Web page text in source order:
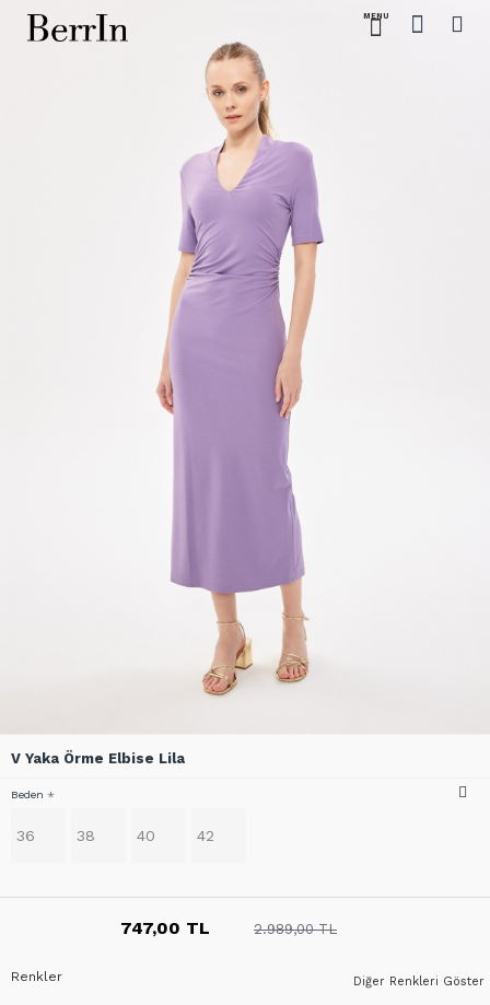
V Yaka Örme Elbise Lila
747,00 TL 2.989,00 TL
Beden
36 38 40 42
Diğer Renkleri Göster
Renkler